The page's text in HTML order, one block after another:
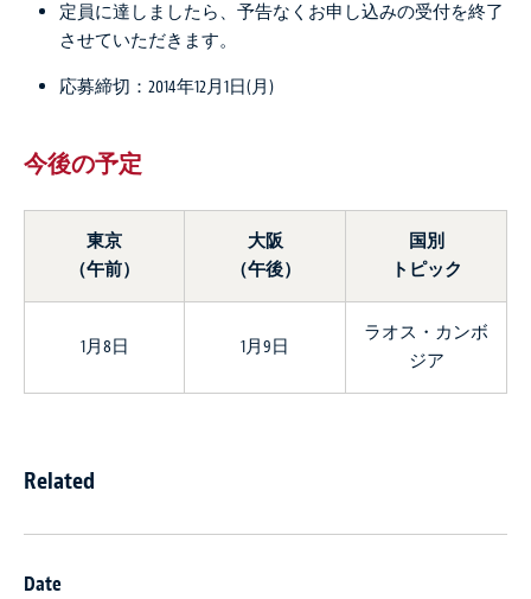
定員に達しましたら、予告なくお申し込みの受付を終了
させていただきます。
応募締切：2014年12月1日(月)
今後の予定
東京
（午前）
大阪
（午後）
国別
トピック
1月8日 1月9日
ラオス・カンボ
ジア
Related
Date